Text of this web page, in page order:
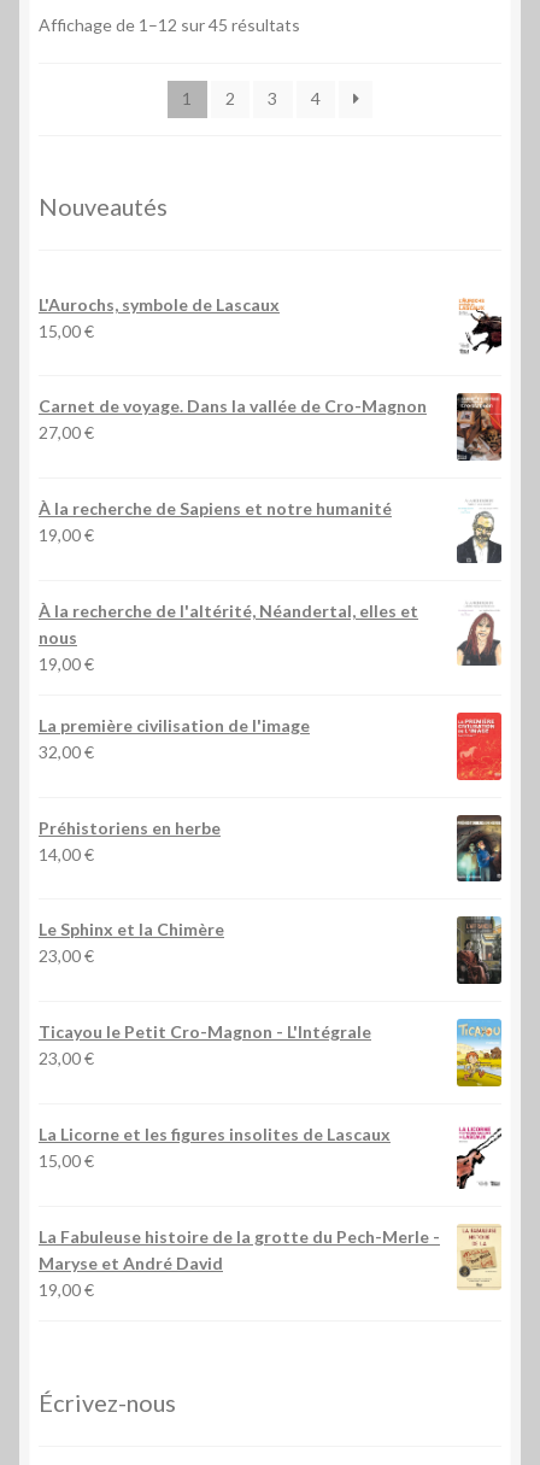
Affichage de 1–12 sur 45 résultats
1 2 3 4
Nouveautés
L'Aurochs, symbole de Lascaux
15,00€
Carnet de voyage. Dans la vallée de Cro-Magnon
27,00€
À la recherche de Sapiens et notre humanité
19,00€
À la recherche de l'altérité, Néandertal, elles et
nous
19,00€
La première civilisation de l'image
32,00€
Préhistoriens en herbe
14,00€
Le Sphinx et la Chimère
23,00€
Ticayou le Petit Cro-Magnon - L'Intégrale
23,00€
La Licorne et les figures insolites de Lascaux
15,00€
La Fabuleuse histoire de la grotte du Pech-Merle -
Maryse et André David
19,00€
Écrivez-nous